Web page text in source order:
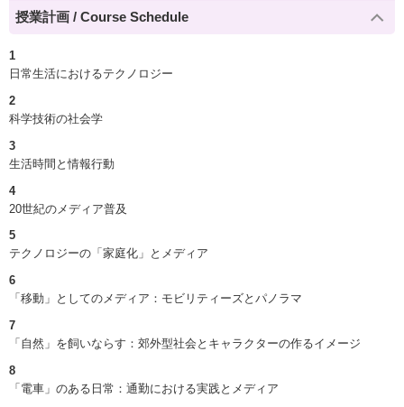
授業計画 / Course Schedule
1
日常生活におけるテクノロジー
2
科学技術の社会学
3
生活時間と情報行動
4
20世紀のメディア普及
5
テクノロジーの「家庭化」とメディア
6
「移動」としてのメディア：モビリティーズとパノラマ
7
「自然」を飼いならす：郊外型社会とキャラクターの作るイメージ
8
「電車」のある日常：通勤における実践とメディア